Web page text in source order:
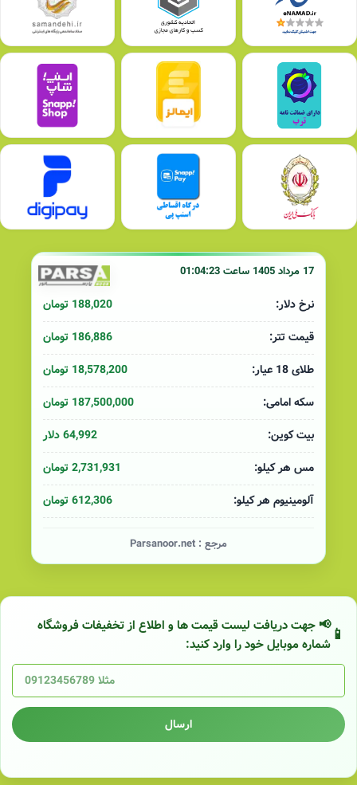
17 مرداد 1405 ساعت 01:04:23
نرخ دلار:
188,020 تومان
قیمت تتر:
186,886 تومان
طلای 18 عیار:
18,578,200 تومان
سکه امامی:
187,500,000 تومان
بیت کوین:
64,992 دلار
مس هر کیلو:
2,731,931 تومان
آلومینیوم هر کیلو:
612,306 تومان
مرجع : Parsanoor.net
📢 جهت دریافت لیست قیمت ها و اطلاع از تخفیفات فروشگاه
شماره موبایل خود را وارد کنید:
ارسال